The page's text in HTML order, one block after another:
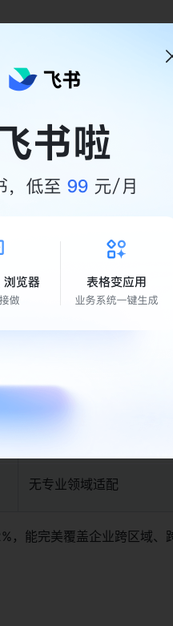
化AI输出：
的「OKR」「MVP」、医疗
员可访问敏感会议内容
？
：
内置多行业术语库，可
无专业领域适配
，能完美覆盖企业跨区域、